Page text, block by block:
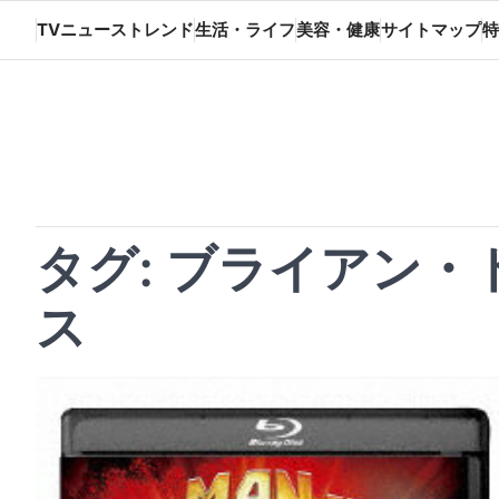
content
TVニューストレンド生活・ライフ美容・健康サイトマップ
タグ: ブライアン・
ス